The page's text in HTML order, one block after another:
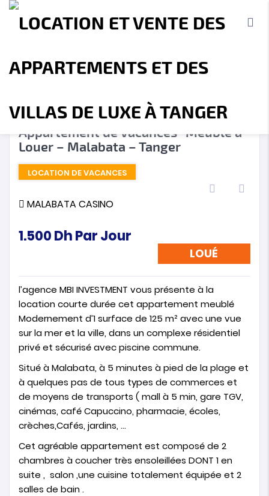
Location
Terrains Location de Vacances
❮ ❯
Appartement de Vacances- Meublé à
Louer – Malabata – Tanger
LOCATION DE VACANCES
MALABATA CASINO
1.500DhPar Jour
LOUÉ
l’agence MBI INVESTMENT vous présente à la
location courte durée cet appartement meublé
Modernement d’1 surface de 125 m² avec une vue
sur la mer et la ville, dans un complexe résidentiel
privé et sécurisé avec piscine commune.
Situé à Malabata, à 5 minutes à pied de la plage et
à quelques pas de tous types de commerces et
de moyens de transports ( mall à 5 min, gare TGV,
cinémas, café Capuccino, pharmacie, écoles,
crèches,Cafés, jardins, …
Cet agréable appartement est composé de 2
chambres à coucher très ensoleillées DONT 1 en
suite , salon ,une cuisine totalement équipée et 2
salles de bain .